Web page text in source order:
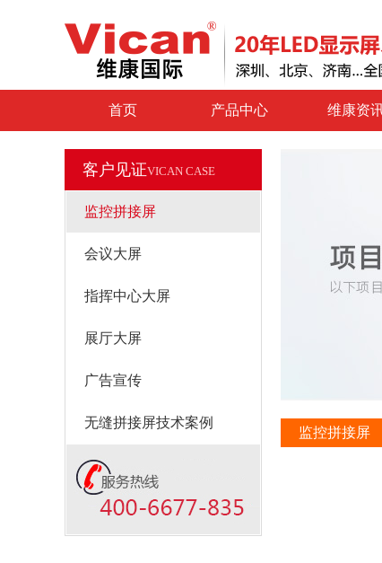
首页 产品中心 维康资
客户见证VICAN CASE
监控拼接屏
会议大屏
指挥中心大屏
展厅大屏
广告宣传
无缝拼接屏技术案例
监控拼接屏